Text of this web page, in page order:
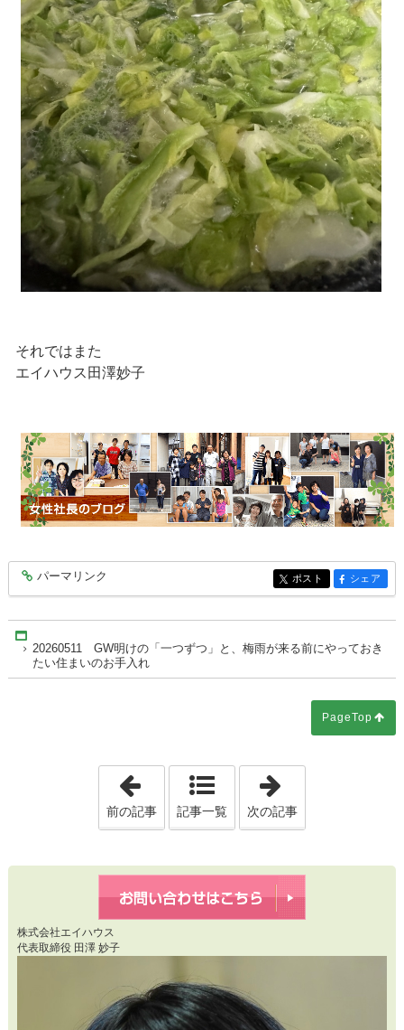
それではまた
エイハウス田澤妙子
entry10461
パーマリンク entry10461
ポスト entry10461
シェア
20260511 GW明けの「一つずつ」と、梅雨が来る前にやっておき
たい住まいのお手入れ
PageTop
「20260510 秋田の広い家が「将来の
前の記事 記事一覧 次の記事
株式会社エイハウス
代表取締役 田澤 妙子